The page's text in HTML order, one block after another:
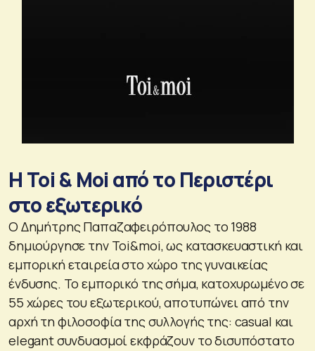
Η Toi & Moi από τo Περιστέρι
στο εξωτερικό
Ο Δημήτρης Παπαζαφειρόπουλος το 1988
δημιούργησε την Toi&moi, ως κατασκευαστική και
εμπορική εταιρεία στο χώρο της γυναικείας
ένδυσης. Το εμπορικό της σήμα, κατοχυρωμένο σε
55 χώρες του εξωτερικού, αποτυπώνει από την
αρχή τη φιλοσοφία της συλλογής της: casual και
elegant συνδυασμοί εκφράζουν το δισυπόστατο